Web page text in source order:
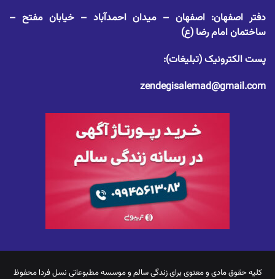
دفتر اصفهان: اصفهان – میدان احمدآباد – خیابان مفتح –
ساختمان امام رضا (ع)
پست الکترونیک (تبلیغات):
zendegisalemad@gmail.com
کلیه حقوق مادی و معنوی برایزندگی سالم و موسسه مطبوعاتی نسل فردا محفوظ